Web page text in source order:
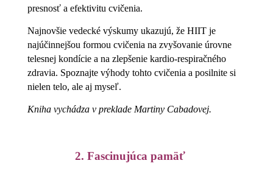
presnosť a efektivitu cvičenia.
Najnovšie vedecké výskumy ukazujú, že HIIT je
najúčinnejšou formou cvičenia na zvyšovanie úrovne
telesnej kondície a na zlepšenie kardio-respiračného
zdravia. Spoznajte výhody tohto cvičenia a posilnite si
nielen telo, ale aj myseľ.
Kniha vychádza v preklade Martiny Cabadovej.
2. Fascinujúca pamäť